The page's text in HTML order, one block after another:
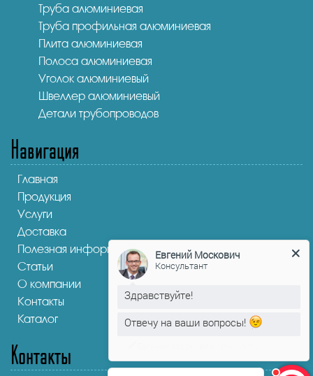
Труба алюминиевая
Труба профильная алюминиевая
Плита алюминиевая
Полоса алюминиевая
Уголок алюминиевый
Швеллер алюминиевый
Детали трубопроводов
Навигация
Главная
Продукция
Услуги
Доставка
Полезная информация
Статьи
О компании
Контакты
Каталог
Контакты
Евгений Москович